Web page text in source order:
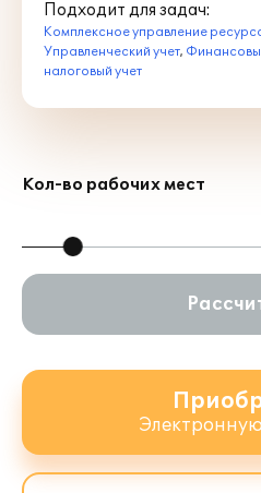
Подходит для задач:
Комплексное управление
Управленческий учет,
налоговый учет
Кол-во рабочих мест